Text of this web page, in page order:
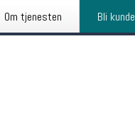
Om tjenesten Bli kunde